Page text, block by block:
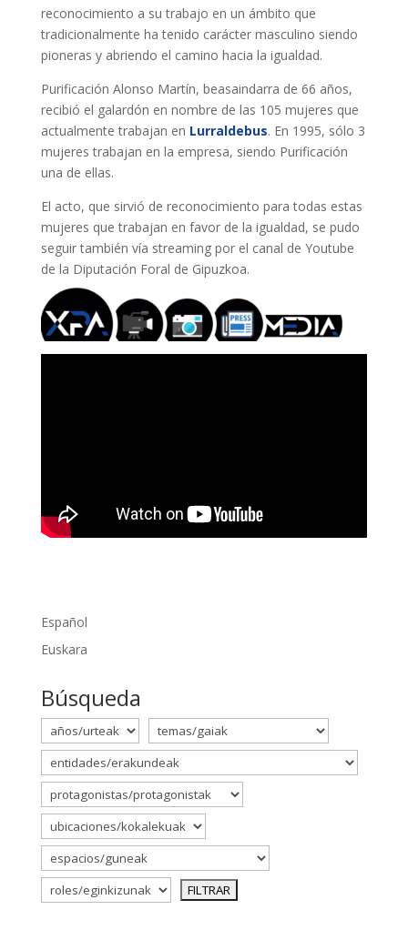
reconocimiento a su trabajo en un ámbito que
tradicionalmente ha tenido carácter masculino siendo
pioneras y abriendo el camino hacia la igualdad.
Purificación Alonso Martín, beasaindarra de 66 años,
recibió el galardón en nombre de las 105 mujeres que
actualmente trabajan en Lurraldebus. En 1995, sólo 3
mujeres trabajan en la empresa, siendo Purificación
una de ellas.
El acto, que sirvió de reconocimiento para todas estas
mujeres que trabajan en favor de la igualdad, se pudo
seguir también vía streaming por el canal de Youtube
de la Diputación Foral de Gipuzkoa.
Español
Euskara
Búsqueda